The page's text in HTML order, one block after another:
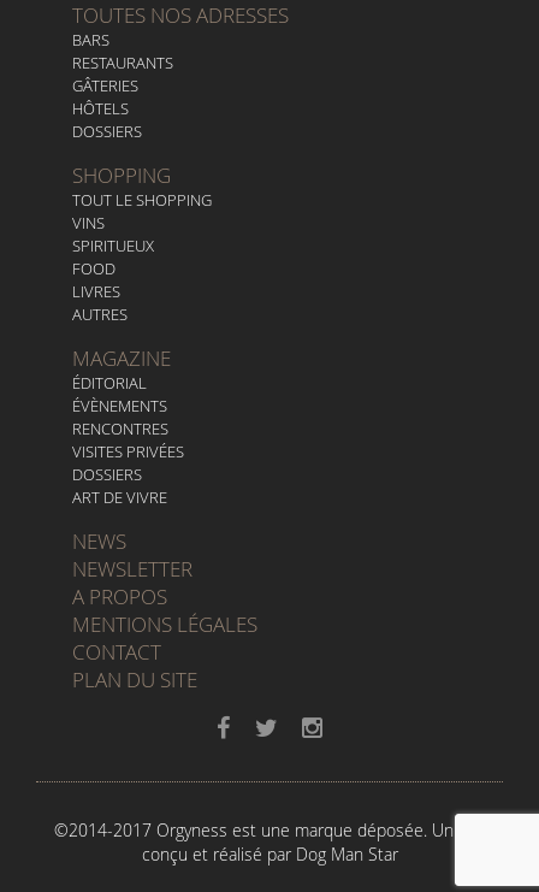
TOUTES NOS ADRESSES
BARS
RESTAURANTS
GÂTERIES
HÔTELS
DOSSIERS
SHOPPING
TOUT LE SHOPPING
VINS
SPIRITUEUX
FOOD
LIVRES
AUTRES
MAGAZINE
ÉDITORIAL
ÉVÈNEMENTS
RENCONTRES
VISITES PRIVÉES
DOSSIERS
ART DE VIVRE
NEWS
NEWSLETTER
A PROPOS
MENTIONS LÉGALES
CONTACT
PLAN DU SITE
©2014-2017 Orgyness est une marque déposée. Un site
conçu et réalisé par Dog Man Star